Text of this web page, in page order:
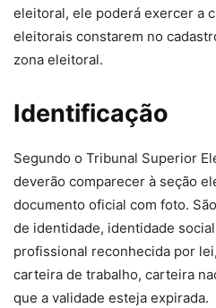
eleitoral, ele poderá exercer a
eleitorais constarem no
zona eleitoral.
Identificação
Segundo o Tribunal Superior
deverão comparecer à seção
documento oficial com foto.
de identidade, identidade
profissional reconhecida por
carteira de trabalho, carteira
que a validade esteja expirada.